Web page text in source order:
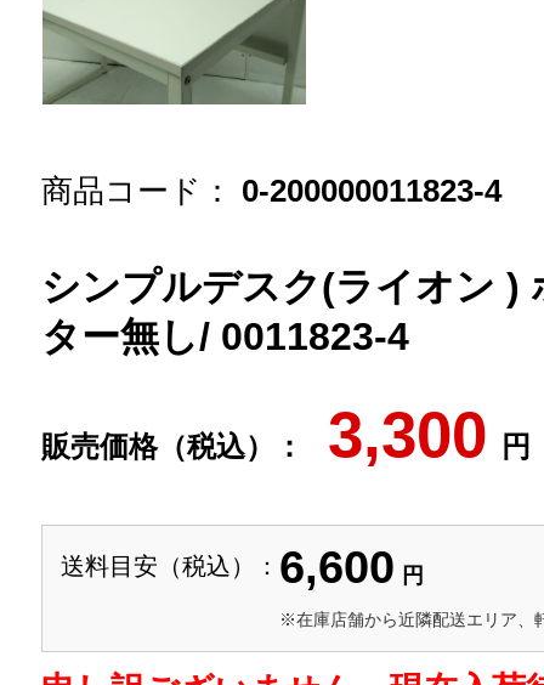
商品コード： 0-200000011823-4
シンプルデスク(ライオン )
ター無し/ 0011823-4
販売価格（税込）： 3,300 円
送料目安（税込）： 6,600 円
※在庫店舗から近隣配送エリア、